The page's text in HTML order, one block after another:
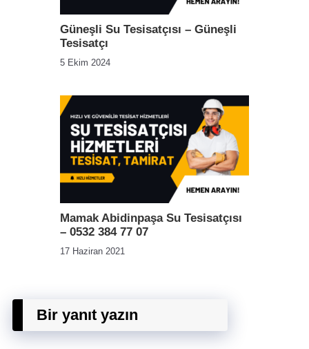
Güneşli Su Tesisatçısı – Güneşli
Tesisatçı
5 Ekim 2024
Mamak Abidinpaşa Su Tesisatçısı
– 0532 384 77 07
17 Haziran 2021
Bir yanıt yazın